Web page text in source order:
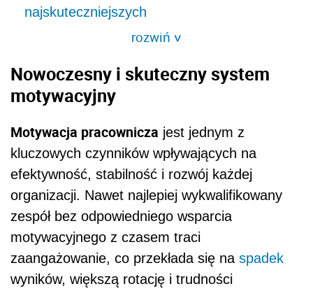
najskuteczniejszych
rozwiń>
Nowoczesny i skuteczny system
motywacyjny
Motywacja pracownicza jest jednym z
kluczowych czynników wpływających na
efektywność, stabilność i rozwój każdej
organizacji. Nawet najlepiej wykwalifikowany
zespół bez odpowiedniego wsparcia
motywacyjnego z czasem traci
zaangażowanie, co przekłada się na spadek
wyników, większą rotację i trudności